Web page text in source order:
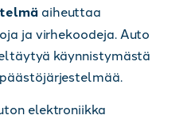
aiheuttaa
ja virhekoodeja. Auto
käynnistymästä
elektroniikka